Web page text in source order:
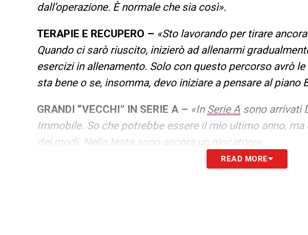
dall’operazione. È normale che sia così».
TERAPIE E RECUPERO – «Sto lavorando per tirare
Quando ci sarò riuscito, inizierò ad allenarmi
esercizi in allenamento. Solo con questo percorso avrò
sta bene o se, insomma, devo iniziare a pensare al piano
GRANDI “VECCHI” IN SERIE A – «In Serie A sono arrivati
Immobile. So che potrebbe essere il mio ultimo anno,
dei modi. Nella testa sono ancora un giocatore»
COSA PORTARE DI CAGLIARI A LIVORNO – «L’amore
READ MORE